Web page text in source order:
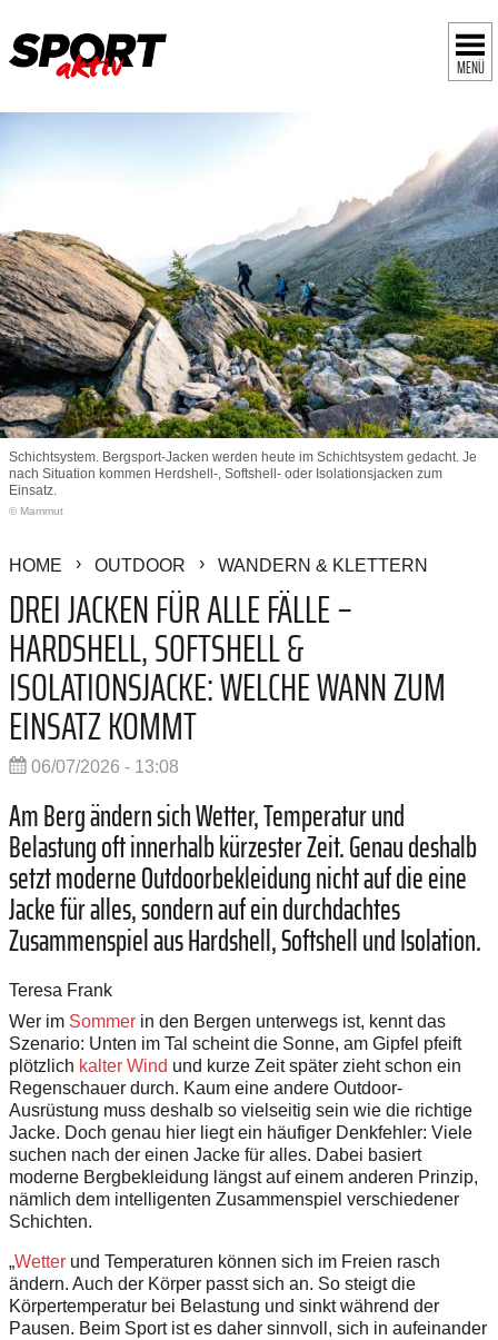
MENÜ
Schichtsystem. Bergsport-Jacken werden heute im Schichtsystem gedacht. Je
nach Situation kommen Herdshell-, Softshell- oder Isolationsjacken zum
Einsatz.
© Mammut
HOME OUTDOOR WANDERN & KLETTERN
DREI JACKEN FÜR ALLE FÄLLE –
HARDSHELL, SOFTSHELL &
ISOLATIONSJACKE: WELCHE WANN ZUM
EINSATZ KOMMT
06/07/2026 - 13:08
Am Berg ändern sich Wetter, Temperatur und
Belastung oft innerhalb kürzester Zeit. Genau deshalb
setzt moderne Outdoorbekleidung nicht auf die eine
Jacke für alles, sondern auf ein durchdachtes
Zusammenspiel aus Hardshell, Softshell und Isolation.
Teresa Frank
Wer im Sommer in den Bergen unterwegs ist, kennt das
Szenario: Unten im Tal scheint die Sonne, am Gipfel pfeift
plötzlich kalter Wind und kurze Zeit später zieht schon ein
Regenschauer durch. Kaum eine andere Outdoor-
Ausrüstung muss deshalb so vielseitig sein wie die richtige
Jacke. Doch genau hier liegt ein häufiger Denkfehler: Viele
suchen nach der einen Jacke für alles. Dabei basiert
moderne Bergbekleidung längst auf einem anderen Prinzip,
nämlich dem intelligenten Zusammenspiel verschiedener
Schichten.
„Wetter und Temperaturen können sich im Freien rasch
ändern. Auch der Körper passt sich an. So steigt die
Körpertemperatur bei Belastung und sinkt während der
Pausen. Beim Sport ist es daher sinnvoll, sich in aufeinander